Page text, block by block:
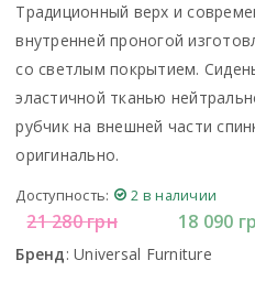
Традиционный верх и
внутренней проногой
со светлым покрытием.
эластичной тканью
рубчик на внешней части
оригинально.
Доступность: 2 в наличии
21 280грн 18 090
Бренд:Universal Furniture